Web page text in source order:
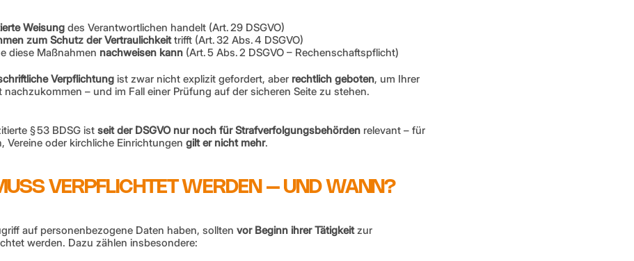
Weisung des Verantwortlichen handelt (Art. 29 DSGVO)
zum Schutz der Vertraulichkeit trifft (Art. 32 Abs. 4 DSGVO)
diese Maßnahmen nachweisen kann (Art. 5 Abs. 2 DSGVO – Rechenschaftspflicht)
Verpflichtung ist zwar nicht explizit gefordert, aber rechtlich geboten, um Ihrer
– und im Fall einer Prüfung auf der sicheren Seite zu stehen.
§ 53 BDSG ist seit der DSGVO nur noch für Strafverfolgungsbehörden relevant – für
Vereine oder kirchliche Einrichtungen gilt er nicht mehr.
MUSS VERPFLICHTET WERDEN – UND WANN?
auf personenbezogene Daten haben, sollten vor Beginn ihrer Tätigkeit zur
werden. Dazu zählen insbesondere: